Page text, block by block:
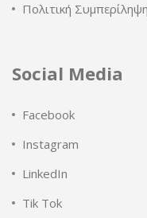
Πολιτική
Social Media
Facebook
Instagram
LinkedIn
Tik Tok